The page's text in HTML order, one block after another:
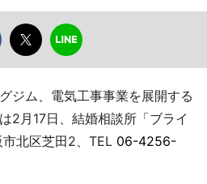
ジム、電気工事事業を展開する
2月17日、結婚相談所「ブライ
北区芝田2、TEL 06-4256-